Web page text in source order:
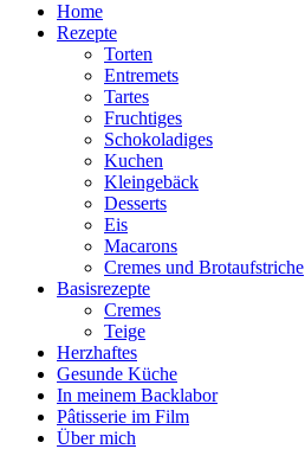
Home
Rezepte
Torten
Entremets
Tartes
Fruchtiges
Schokoladiges
Kuchen
Kleingebäck
Desserts
Eis
Macarons
Cremes und Brotaufstriche
Basisrezepte
Cremes
Teige
Herzhaftes
Gesunde Küche
In meinem Backlabor
Pâtisserie im Film
Über mich